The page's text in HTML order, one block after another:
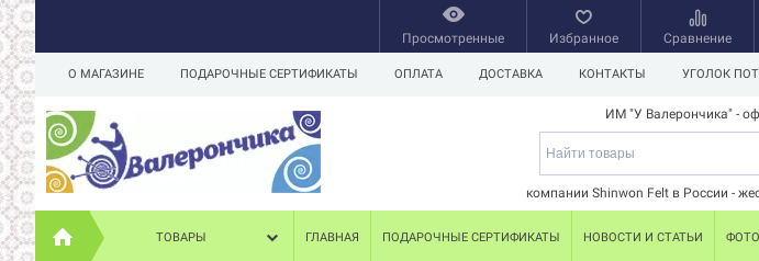
Просмотренные Избранное Сравнение
О МАГАЗИНЕ ПОДАРОЧНЫЕ СЕРТИФИКАТЫ ОПЛАТА ДОСТАВКА КОНТАКТЫ УГОЛОК
ИМ "У Валерончика" -
компании Shinwon Felt в России -
ТОВАРЫ ГЛАВНАЯ ПОДАРОЧНЫЕ СЕРТИФИКАТЫ НОВОСТИ И СТАТЬИ ФОТО